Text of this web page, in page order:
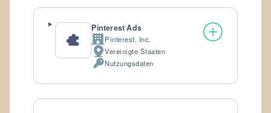
Pinterest Ads
Firma:Pinterest, Inc.
Verarbeitungsort:
Vereinigte Staaten
Verarbeitete
Daten:
Nutzungsdaten